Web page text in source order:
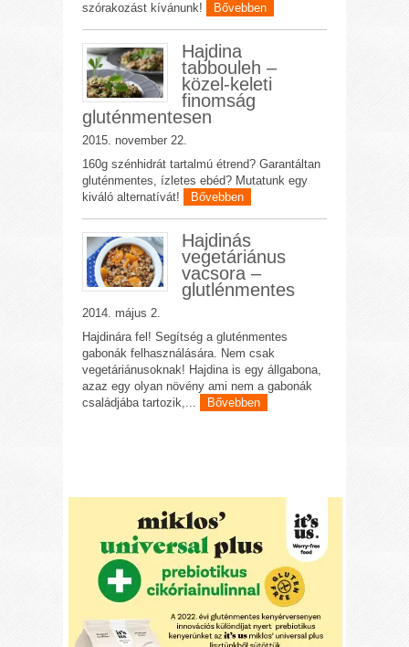
szórakozást kívánunk!
Bővebben
Hajdina
tabbouleh –
közel-keleti
finomság
gluténmentesen
2015. november 22.
160g szénhidrát tartalmú étrend? Garantáltan
gluténmentes, ízletes ebéd? Mutatunk egy
kiváló alternatívát!
Bővebben
Hajdinás
vegetáriánus
vacsora –
glutlénmentes
2014. május 2.
Hajdinára fel! Segítség a gluténmentes
gabonák felhasználására. Nem csak
vegetáriánusoknak! Hajdina is egy állgabona,
azaz egy olyan növény ami nem a gabonák
családjába tartozik,...
Bővebben